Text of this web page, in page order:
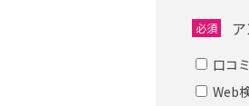
必須
口コ
Web